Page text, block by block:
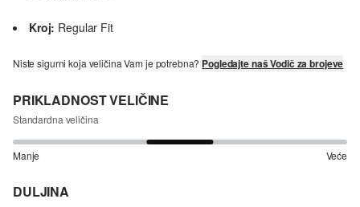
Kroj: Regular Fit
Niste sigurni koja veličina Vam je potrebna? Pogledajte naš Vodič za brojeve
PRIKLADNOST VELIČINE
Standardna veličina
Manje Veće
DULJINA